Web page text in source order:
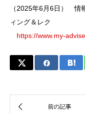
（2025年6月6日） 情
ィング＆レク
https://www.my-